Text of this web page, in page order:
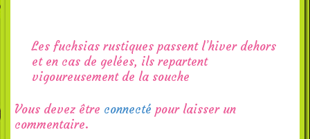
Les fuchsias rustiques passent l’hiver dehors
et en cas de gelées, ils repartent
vigoureusement de la souche
Vous devez être connecté pour laisser un
commentaire.